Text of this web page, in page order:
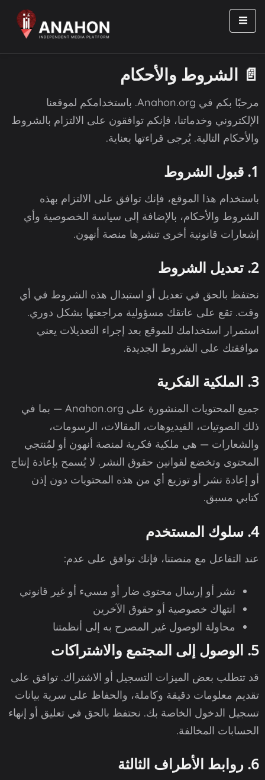
📄 الشروط والأحكام
مرحبًا بكم في Anahon.org. باستخدامكم لموقعنا
الإلكتروني وخدماتنا، فإنكم توافقون على الالتزام بالشروط
والأحكام التالية. يُرجى قراءتها بعناية.
1. قبول الشروط
باستخدام هذا الموقع، فإنك توافق على الالتزام بهذه
الشروط والأحكام، بالإضافة إلى سياسة الخصوصية وأي
إشعارات قانونية أخرى تنشرها منصة أنهون.
2. تعديل الشروط
نحتفظ بالحق في تعديل أو استبدال هذه الشروط في أي
وقت. تقع على عاتقك مسؤولية مراجعتها بشكل دوري.
استمرار استخدامك للموقع بعد إجراء التعديلات يعني
موافقتك على الشروط الجديدة.
3. الملكية الفكرية
جميع المحتويات المنشورة على Anahon.org — بما في
ذلك الصوتيات، الفيديوهات، المقالات، الرسومات،
والشعارات — هي ملكية فكرية لمنصة أنهون أو لمُنتجي
المحتوى وتخضع لقوانين حقوق النشر. لا يُسمح بإعادة إنتاج
أو إعادة نشر أو توزيع أي من هذه المحتويات دون إذن
كتابي مسبق.
4. سلوك المستخدم
عند التفاعل مع منصتنا، فإنك توافق على عدم:
نشر أو إرسال محتوى ضار أو مسيء أو غير قانوني
انتهاك خصوصية أو حقوق الآخرين
محاولة الوصول غير المصرح به إلى أنظمتنا
5. الوصول إلى المجتمع والاشتراكات
قد تتطلب بعض الميزات التسجيل أو الاشتراك. توافق على
تقديم معلومات دقيقة وكاملة، والحفاظ على سرية بيانات
تسجيل الدخول الخاصة بك. نحتفظ بالحق في تعليق أو إنهاء
الحسابات المخالفة.
6. روابط الأطراف الثالثة